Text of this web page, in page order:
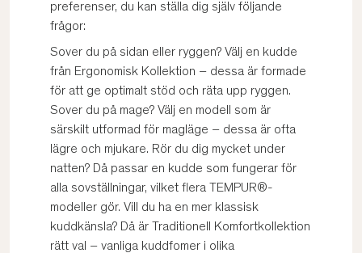
preferenser, du kan ställa dig själv följande
frågor:
Sover du på sidan eller ryggen? Välj en kudde
från Ergonomisk Kollektion – dessa är formade
för att ge optimalt stöd och räta upp ryggen.
Sover du på mage? Välj en modell som är
särskilt utformad för magläge – dessa är ofta
lägre och mjukare. Rör du dig mycket under
natten? Då passar en kudde som fungerar för
alla sovställningar, vilket flera TEMPUR®-
modeller gör. Vill du ha en mer klassisk
kuddkänsla? Då är Traditionell Komfortkollektion
rätt val – vanliga kuddfomer i olika